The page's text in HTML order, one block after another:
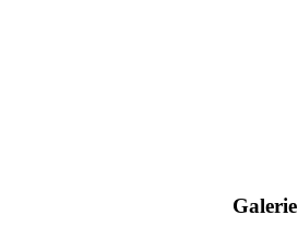
Galerie